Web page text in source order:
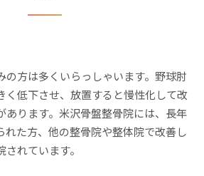
の方は多くいらっしゃいます。野球肘
く低下させ、放置すると慢性化して改
あります。米沢骨盤整骨院には、長年
れた方、他の整骨院や整体院で改善し
れています。